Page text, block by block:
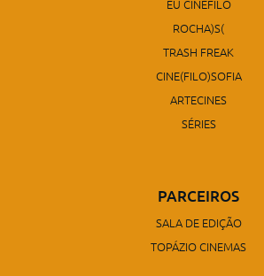
EU CINÉFILO
ROCHA)S(
TRASH FREAK
CINE(FILO)SOFIA
ARTECINES
SÉRIES
PARCEIROS
SALA DE EDIÇÃO
TOPÁZIO CINEMAS